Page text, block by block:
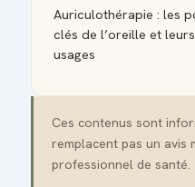
Auriculothérapie : les
clés de l’oreille et leurs
usages
Ces contenus sont
remplacent pas un avis
professionnel de santé.